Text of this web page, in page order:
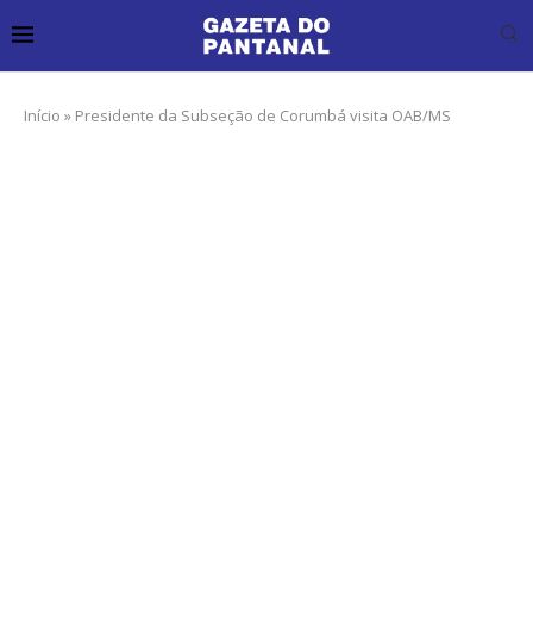
Início » Presidente da Subseção de Corumbá visita OAB/MS